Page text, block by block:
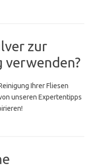
zur
verwenden?
Ihrer Fliesen
unseren Expertentipps